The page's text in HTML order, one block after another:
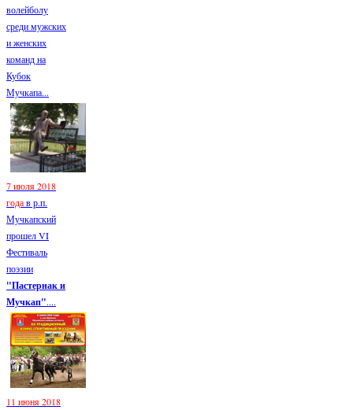
волейболу
среди мужских
и женских
команд на
Кубок
Мучкапа...
7 июля 2018
годав р.п.
Мучкапский
прошел VI
Фестиваль
поэзии
"Пастернак и
Мучкап"....
11 июня 2018